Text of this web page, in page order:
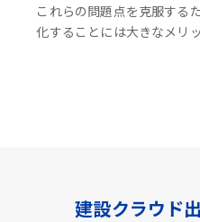
これらの問題点を克服する
化することには大きなメリ
建設クラウド